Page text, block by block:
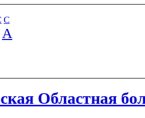
C
A
Областная